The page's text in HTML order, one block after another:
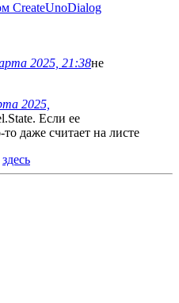
CreateUnoDialog
2025, 21:38не
2025,
Если ее
даже считает на листе
здесь